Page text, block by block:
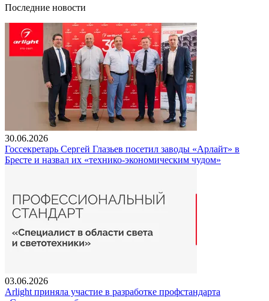
Последние новости
30.06.2026
Госсекретарь Сергей Глазьев посетил заводы «Арлайт» в
Бресте и назвал их «технико-экономическим чудом»
03.06.2026
Arlight приняла участие в разработке профстандарта